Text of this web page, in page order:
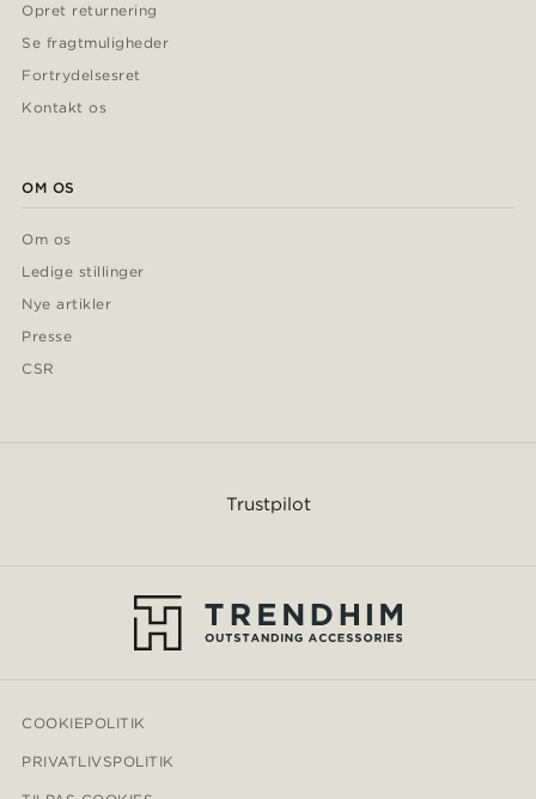
Opret returnering
Se fragtmuligheder
Fortrydelsesret
Kontakt os
OM OS
Om os
Ledige stillinger
Nye artikler
Presse
CSR
Trustpilot
COOKIEPOLITIK
PRIVATLIVSPOLITIK